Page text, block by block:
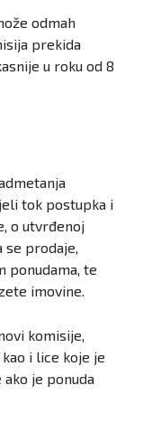
odmah
prekida
u roku od 8
tok postupka i
o utvrđenoj
se prodaje,
ponudama, te
imovine.
komisije,
i lice koje je
je ponuda